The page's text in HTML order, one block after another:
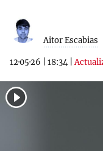
Aitor Escabias
12·05·26 18:34 |